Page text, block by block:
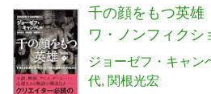
千の顔をもつ英雄
ワ・ノンフィクシ
ジョーゼフ・キャン
代 関根光宏